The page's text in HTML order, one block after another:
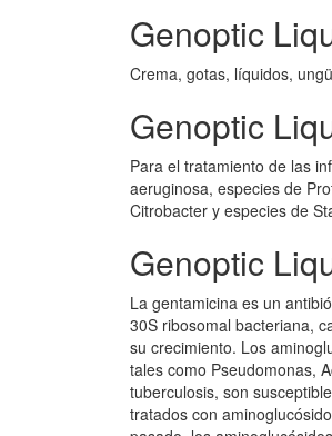
Genoptic
Crema, gotas, líquidos,
Genoptic
Para el tratamiento de las
aeruginosa, especies de
Citrobacter y especies de
Genoptic
La gentamicina es un
30S ribosomal bacteriana,
su crecimiento. Los
tales como Pseudomonas,
tuberculosis, son
tratados con